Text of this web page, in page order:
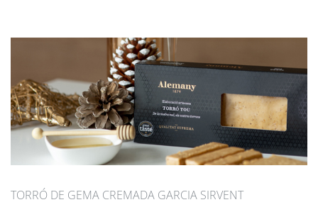
TORRÓ DE GEMA CREMADA GARCIA SIRVENT